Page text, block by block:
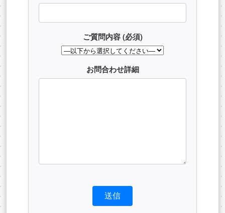
ご質問内容 (必須)
お問合わせ詳細